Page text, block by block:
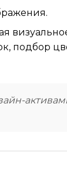
подбор